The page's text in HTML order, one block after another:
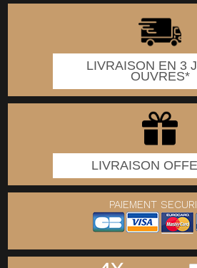
LIVRAISON EN 3
OUVRES*
LIVRAISON
PAIEMENT